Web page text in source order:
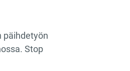
päihdetyön
Stop